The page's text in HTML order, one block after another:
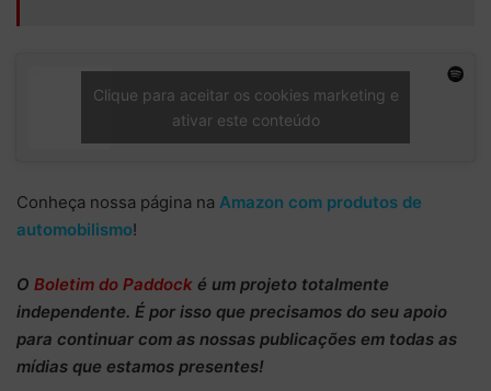
Clique para aceitar os cookies marketing e
ativar este conteúdo
Conheça nossa página na Amazon com produtos de
automobilismo!
O Boletim do Paddock é um projeto totalmente
independente. É por isso que precisamos do seu apoio
para continuar com as nossas publicações em todas as
mídias que estamos presentes!